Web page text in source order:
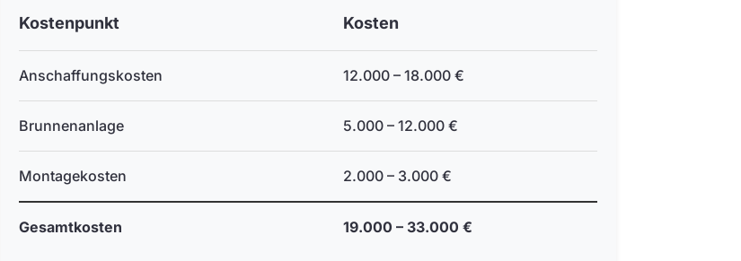
Kostenpunkt Kosten
Anschaffungskosten 12.000 – 18.000 €
Brunnenanlage 5.000 – 12.000 €
Montagekosten 2.000 – 3.000 €
Gesamtkosten 19.000 – 33.000 €